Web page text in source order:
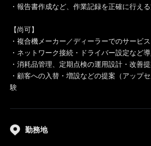
・報告書作成など、作業記録を正確に行え
【尚可】
・複合機メーカー／ディーラーでのサービ
・ネットワーク接続・ドライバー設定など
・消耗品管理、定期点検の運用設計・改善
・顧客への入替・増設などの提案（アップ
験
勤務地